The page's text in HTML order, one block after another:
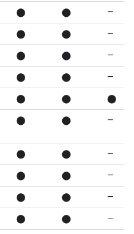
⬤ ⬤ —
⬤ ⬤ —
⬤ ⬤ —
⬤ ⬤ —
⬤ ⬤ ⬤
⬤ ⬤ —
⬤ ⬤ —
⬤ ⬤ —
⬤ ⬤ —
⬤ ⬤ —